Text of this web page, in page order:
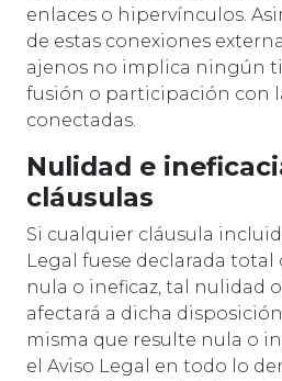
enlaces o hipervínculos.
de estas conexiones
ajenos no implica ningún
fusión o participación con
conectadas.
Nulidad e
cláusulas
Si cualquier cláusula
Legal fuese declarada
nula o ineficaz, tal nulidad
afectará a dicha
misma que resulte nula o
el Aviso Legal en todo lo